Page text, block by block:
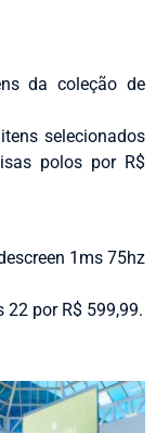
da coleção de
selecionados
polos por R$
1ms 75hz
por R$ 599,99.